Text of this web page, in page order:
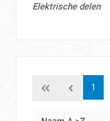
Elektrische delen
1